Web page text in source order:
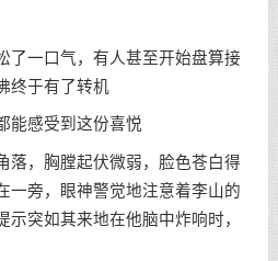
一口气，有人甚至开始盘算接
终于有了转机
感受到这份喜悦
，胸膛起伏微弱，脸色苍白得
一旁，眼神警觉地注意着李山的
突如其来地在他脑中炸响时，